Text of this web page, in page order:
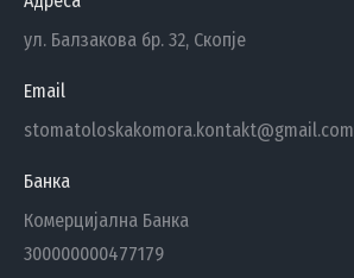
ул. Балзакова бр. 32, Скопје
Email
stomatoloskakomora.kontakt@gmail.com
Банка
Комерцијална Банка
300000000477179